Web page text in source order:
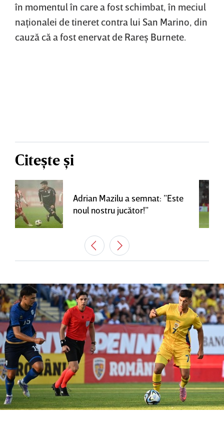
în momentul în care a fost schimbat, în meciul
naţionalei de tineret contra lui San Marino, din
cauză că a fost enervat de Rareş Burnete.
Citește și
Adrian Mazilu a semnat: ”Este
noul nostru jucător!”